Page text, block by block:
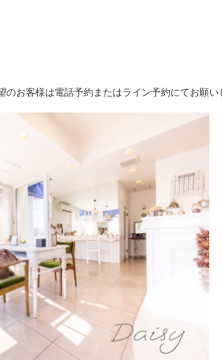
お客様は電話予約またはライン予約にてお願